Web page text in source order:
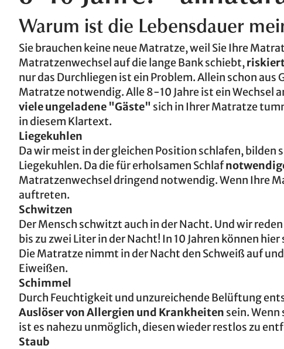
Warum ist die Lebensdauer
Sie brauchen keine neue Matratze, weil Sie Ihre
Matratzenwechsel auf die lange Bank schiebt,
nur das Durchliegen ist ein Problem. Allein schon
Matratze notwendig. Alle 8-10 Jahre ist ein Wechsel
viele ungeladene "Gäste" sich in Ihrer Matratze
in diesem Klartext.
Liegekuhlen
Da wir meist in der gleichen Position schlafen, bilden
Liegekuhlen. Da die für erholsamen Schlaf
Matratzenwechsel dringend notwendig. Wenn Ihre
auftreten.
Schwitzen
Der Mensch schwitzt auch in der Nacht. Und wir
bis zu zwei Liter in der Nacht! In 10 Jahren können
Die Matratze nimmt in der Nacht den Schweiß auf
Eiweißen.
Schimmel
Durch Feuchtigkeit und unzureichende Belüftung
Auslöser von Allergien und Krankheiten sein.
ist es nahezu unmöglich, diesen wieder restlos zu
Staub